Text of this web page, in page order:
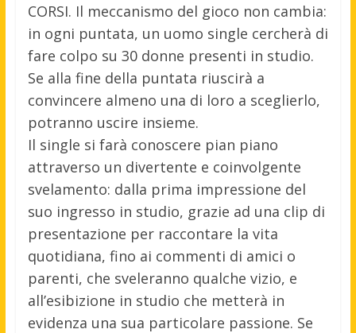
CORSI. Il meccanismo del gioco non cambia:
in ogni puntata, un uomo single cercherà di
fare colpo su 30 donne presenti in studio.
Se alla fine della puntata riuscirà a
convincere almeno una di loro a sceglierlo,
potranno uscire insieme.
Il single si farà conoscere pian piano
attraverso un divertente e coinvolgente
svelamento: dalla prima impressione del
suo ingresso in studio, grazie ad una clip di
presentazione per raccontare la vita
quotidiana, fino ai commenti di amici o
parenti, che sveleranno qualche vizio, e
all’esibizione in studio che metterà in
evidenza una sua particolare passione. Se